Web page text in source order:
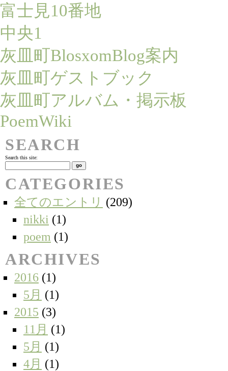
富士見10番地
中央1
灰皿町BlosxomBlog案内
灰皿町ゲストブック
灰皿町アルバム・掲示板
PoemWiki
SEARCH
Search this site:
CATEGORIES
全てのエントリ (209)
nikki (1)
poem (1)
ARCHIVES
2016 (1)
5月 (1)
2015 (3)
11月 (1)
5月 (1)
4月 (1)